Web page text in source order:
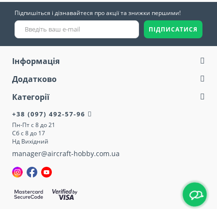
Підпишіться і дізнавайтеся про акції та знижки першими!
ПІДПИСАТИСЯ
Інформація
Додатково
Категорії
+38 (097) 492-57-96
Пн-Пт с 8 до 21
Сб с 8 до 17
Нд Вихідний
manager@aircraft-hobby.com.ua